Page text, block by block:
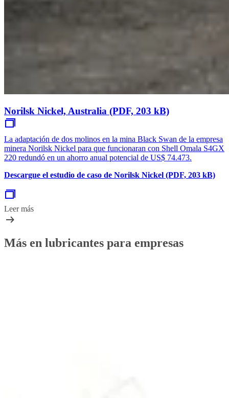
Norilsk Nickel, Australia (PDF, 203 kB)
La adaptación de dos molinos en la mina Black Swan de la empresa
minera Norilsk Nickel para que funcionaran con Shell Omala S4GX
220 redundó en un ahorro anual potencial de US$ 74.473.
Descargue el estudio de caso de Norilsk Nickel (PDF, 203 kB)
Leer más
Más en lubricantes para empresas